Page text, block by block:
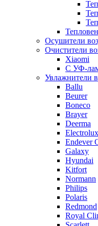
Осушители
Очистители
Xiaomi
С УФ-
Увлажнители
Ballu
Beurer
Boneco
Brayer
Deerma
Electrolux
Endever
Galaxy
Hyundai
Kitfort
Normann
Philips
Polaris
Redmond
Royal